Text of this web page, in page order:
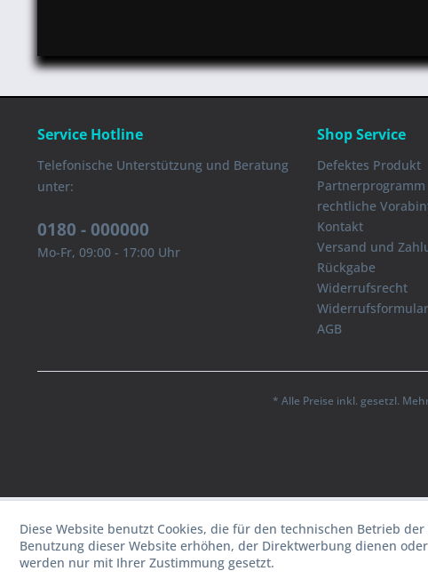
Service Hotline
Telefonische Unterstützung und Beratung
unter:
0180 - 000000
Mo-Fr, 09:00 - 17:00 Uhr
Shop Service
Defektes Produkt
Partnerprogramm
rechtliche
Kontakt
Versand und
Rückgabe
Widerrufsrecht
Widerrufsformular
AGB
* Alle Preise inkl. gesetzl.
Diese Website benutzt Cookies, die für den technischen Betrieb
Benutzung dieser Website erhöhen, der Direktwerbung dienen
werden nur mit Ihrer Zustimmung gesetzt.